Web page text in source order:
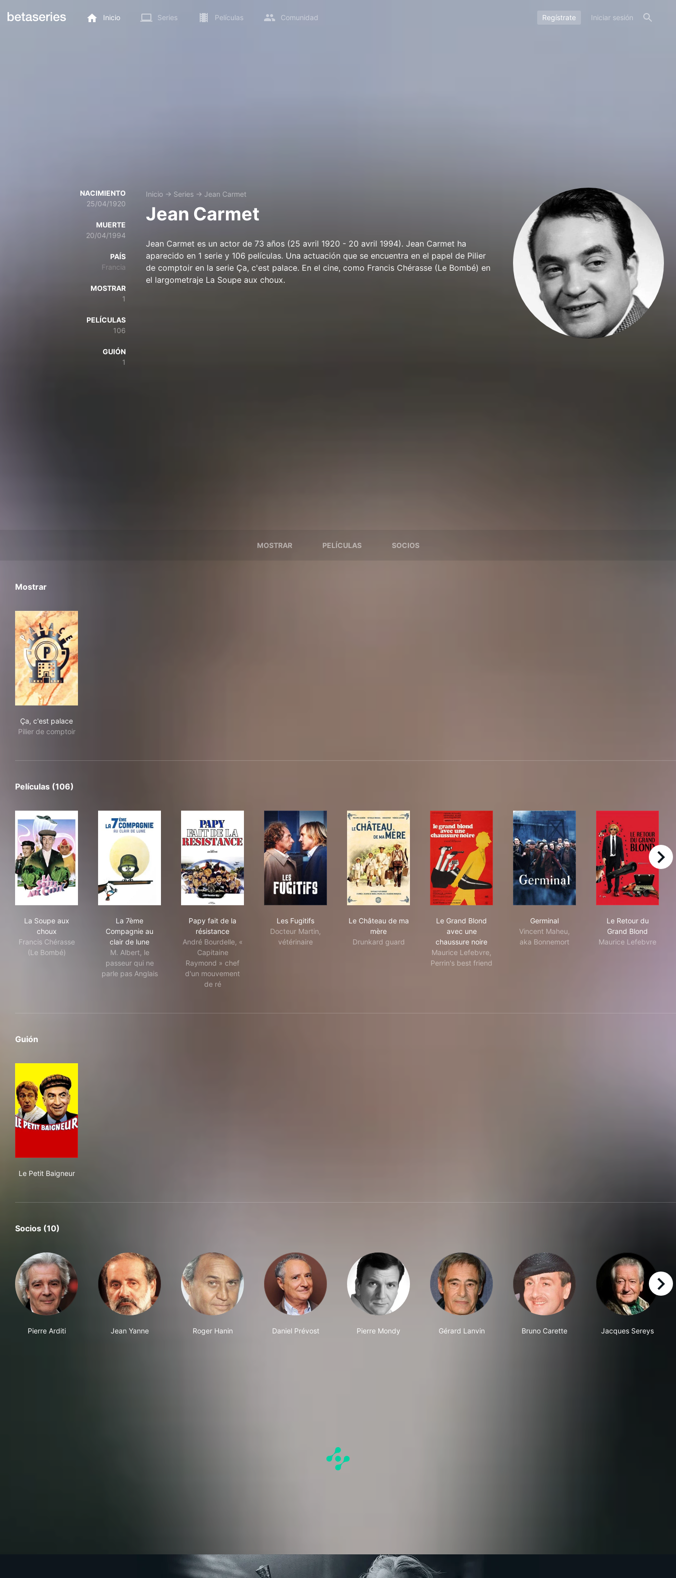
Inicio Series Películas Comunidad Regístrate Iniciar sesión
NACIMIENTO
25/04/1920
MUERTE
20/04/1994
PAÍS
Francia
MOSTRAR
1
PELÍCULAS
106
GUIÓN
1
Inicio → Series → Jean Carmet
Jean Carmet
Jean Carmet es un actor de 73 años (25 avril 1920 - 20 avril 1994). Jean Carmet ha
aparecido en 1 serie y 106 películas. Una actuación que se encuentra en el papel de Pilier
de comptoir en la serie Ça, c'est palace. En el cine, como Francis Chérasse (Le Bombé) en
el largometraje La Soupe aux choux.
MOSTRAR PELÍCULAS SOCIOS
Mostrar
Ça, c'est palace
Pilier de comptoir
Películas (106)
La Soupe aux
choux
Francis Chérasse
(Le Bombé)
La 7ème
Compagnie au
clair de lune
M. Albert, le
passeur qui ne
parle pas Anglais
Papy fait de la
résistance
André Bourdelle, «
Capitaine
Raymond » chef
d'un mouvement
de ré
Les Fugitifs
Docteur Martin,
vétérinaire
Le Château de ma
mère
Drunkard guard
Le Grand Blond
avec une
chaussure noire
Maurice Lefebvre,
Perrin's best friend
Germinal
Vincent Maheu,
aka Bonnemort
Le Retour du
Grand Blond
Maurice Lefebvre
right
Guión
Le Petit Baigneur
Socios (10)
Pierre Arditi Jean Yanne Roger Hanin Daniel Prévost Pierre Mondy Gérard Lanvin Bruno Carette Jacques Sereys
right